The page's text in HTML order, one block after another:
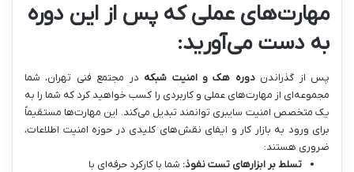
مهارت‌های عملی که پس از این دوره
به دست می‌آورید:
پس از گذراندندوره هک و امنیت شبکه در مجتمع فنی تهران، شما
مجموعه‌ای از مهارت‌های عملی و کاربردی را کسب خواهید کرد که شما را به
یک متخصص امنیت سایبری توانمند تبدیل می‌کند. این مهارت‌ها مستقیماً
برای ورود به بازار کار و ایفای نقش‌های کلیدی در حوزه امنیت اطلاعات،
ضروری هستند:
تسلط بر ابزارهای تست نفوذ: شما با کارکرد حرفه‌ای با